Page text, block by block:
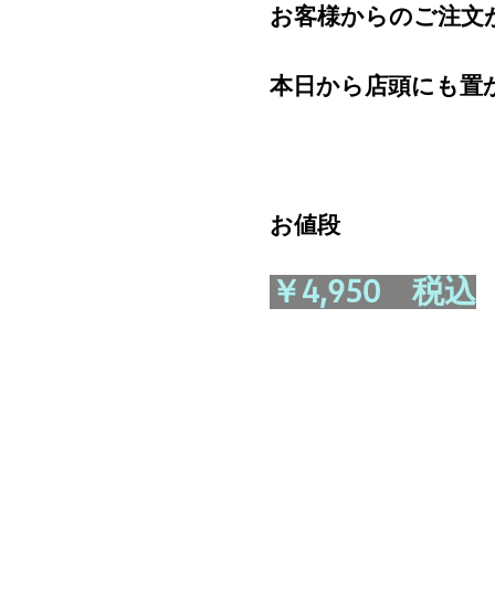
お客様からのご注
本日から店頭にも
お値段
￥4,950 税込